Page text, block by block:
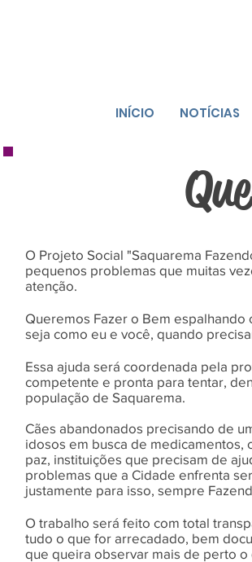
INÍCIO NOTÍCIAS
O Projeto Social "Saquarema
pequenos problemas que muitas
atenção.
Queremos Fazer o Bem
seja como eu e você, quando
Essa ajuda será coordenada pela
competente e pronta para tentar,
população de Saquarema.
Cães abandonados precisando de
idosos em busca de medicamentos,
paz, instituições que precisam de
problemas que a Cidade enfrenta
justamente para isso, sempre
O trabalho será feito com total
tudo o que for arrecadado, bem
que queira observar mais de perto